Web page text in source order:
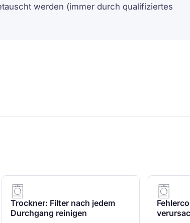
werden (immer durch qualifiziertes
Trockner: Filter nach jedem
Durchgang reinigen